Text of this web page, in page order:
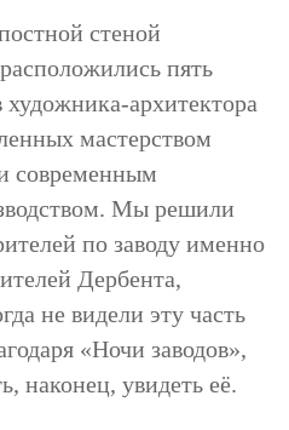
стеной
пять
архитектора
мастерством
современным
Мы решили
по заводу именно
Дербента,
не видели эту часть
«Ночи заводов»,
наконец, увидеть её.